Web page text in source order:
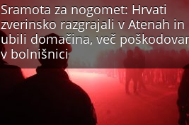
Sramota za nogomet: Hrvati
zverinsko razgrajali v Atenah in
ubili domačina, več
v bolnišnici